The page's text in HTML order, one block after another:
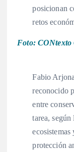
posicionan
retos
Foto: CONtexto
Fabio
reconocido
entre
tarea,
protección